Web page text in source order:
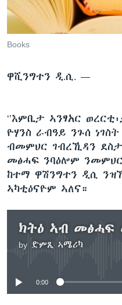
ቂሔ ጽልሚ
ቋንቋታት
Books
ዋሺንግተን ዲ.ሲ. —
‘’እምቢታ ኣንፃአር
ዮሃንስ ራብዓይ ንጉሰ
ብመምህር ገብረኺዳን
መፅሓፍ ንባዕሎም
ከተማ ዋሽንግተን ዲሲ
ኣካቲዕናዮም ኣለና።
by ድምጺ ኣሜሪካ
No media
0:00